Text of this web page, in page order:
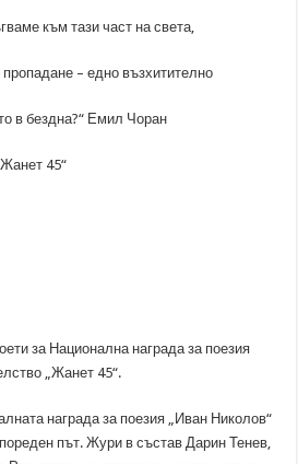
към тази част на света,
– едно възхитително
в бездна?“ Емил Чоран
45“
за Национална награда за поезия
„Жанет 45“.
награда за поезия „Иван Николов“
път. Жури в състав Дарин Тенев,